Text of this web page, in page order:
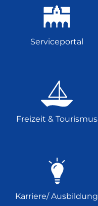
Serviceportal
Freizeit & Tourismus
Karriere/ Ausbildung